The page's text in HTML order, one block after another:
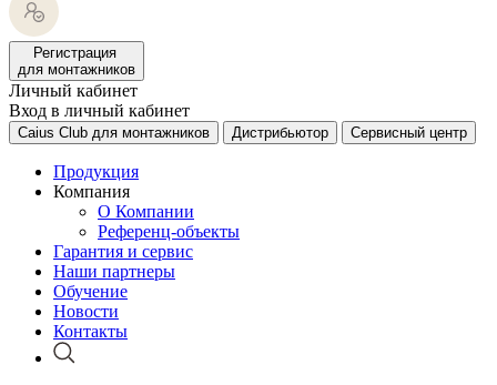
Регистрация
для монтажников
Личный кабинет
Вход в личный кабинет
Caius Club для монтажников Дистрибьютор Сервисный центр
Продукция
Компания
О Компании
Референц-объекты
Гарантия и сервис
Наши партнеры
Обучение
Новости
Контакты